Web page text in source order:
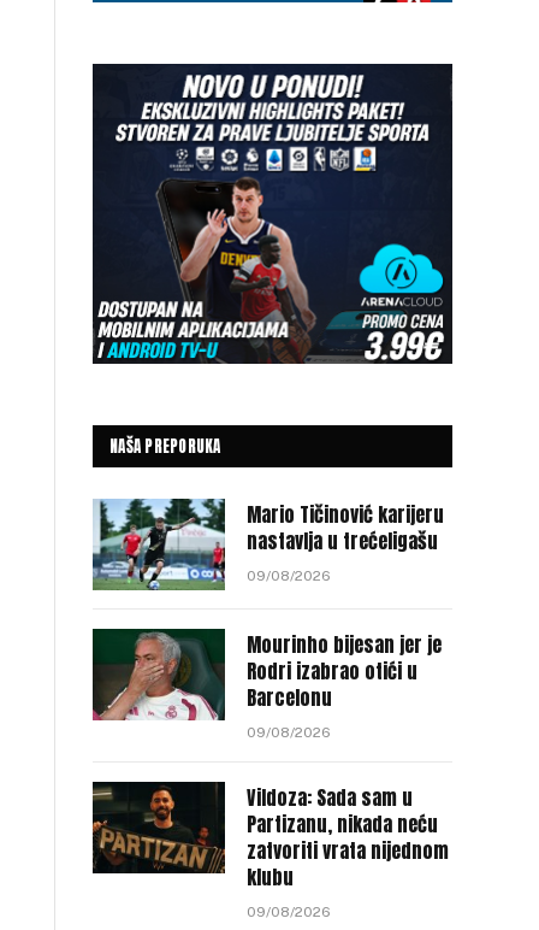
NAŠA PREPORUKA
Mario Tičinović karijeru
nastavlja u trećeligašu
09/08/2026
Mourinho bijesan jer je
Rodri izabrao otići u
Barcelonu
09/08/2026
Vildoza: Sada sam u
Partizanu, nikada neću
zatvoriti vrata nijednom
klubu
09/08/2026